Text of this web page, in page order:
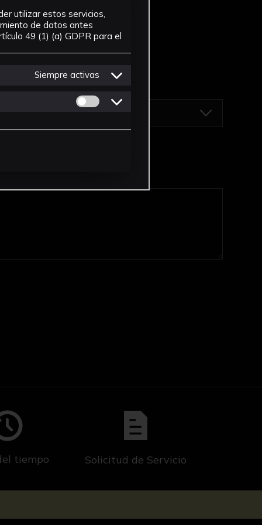
tiempo Solicitud de Servicio
utilizar estos servicios,
de datos antes
49 (1) (a) GDPR para el
Siempre activas
Permitir cookies de Personalizacion